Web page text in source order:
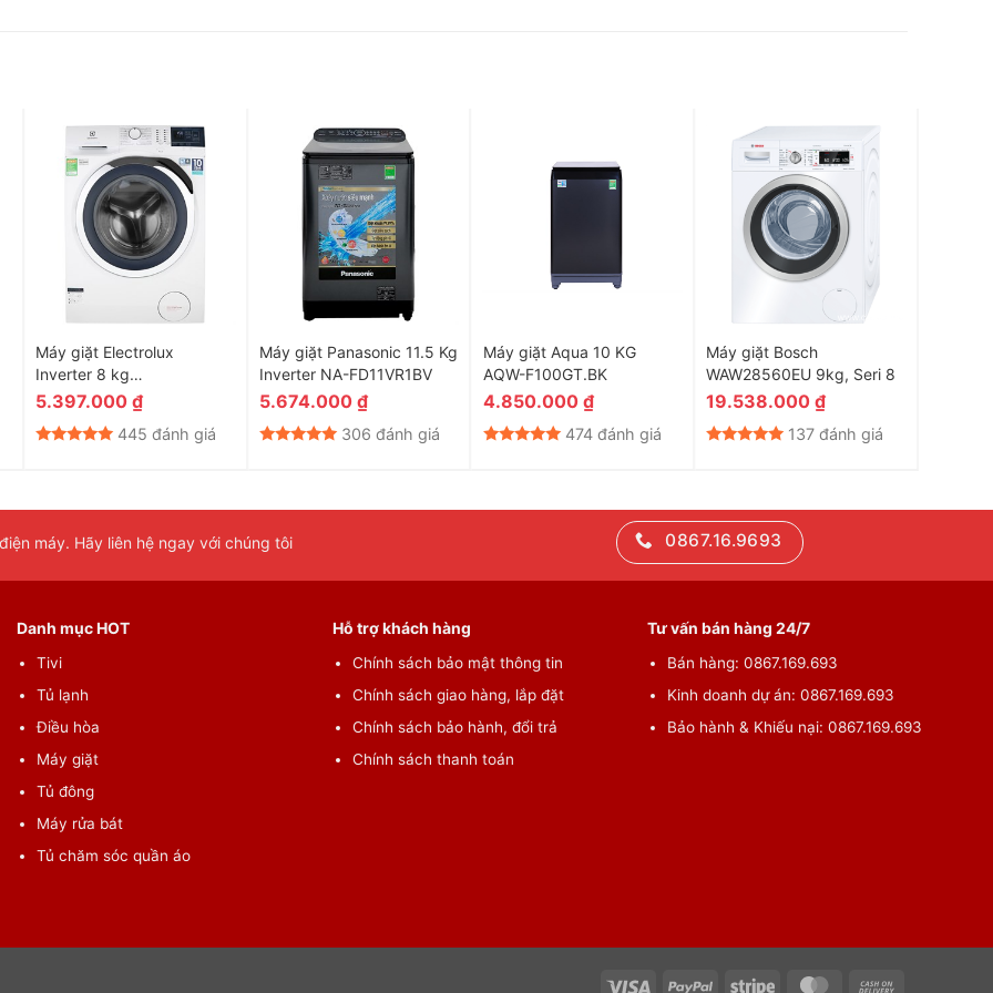
Load Sensor
cảm biến khối lượng đồ giặt, cân bằng lượng đồ cần giặt
giúp tối ưu hóa lượng giặt cũng như giúp việc giặt sạch
bột giặt hoàn toàn mà hệ thống UltraMix còn giúp giảm
sẽ không còn lo lắng bị ngứa ngáy, dị ứng hay nổi mẩn do
Máy giặt Electrolux
Inverter 8 kg
EWF8024BDWA
5.397.000₫
445 đánh giá
Máy giặt Panasonic 11.5 Kg
Inverter NA-FD11VR1BV
5.674.000 ₫
306 đánh giá
Máy giặt Aqua 10 KG
AQW-F100GT.BK
4.850.000 ₫
474 đánh giá
Máy giặt Bosch
WAW28560EU 9kg, Seri 8
19.538.000₫
137 đánh giá
máy. Hãy liên hệ ngay với chúng tôi 0867.16.9693
Danh mục HOT
Tivi
Tủ lạnh
Điều hòa
Máy giặt
Tủ đông
Máy rửa bát
Tủ chăm sóc quần áo
Hỗ trợ khách hàng
Chính sách bảo mật thông tin
Chính sách giao hàng, lắp đặt
Chính sách bảo hành, đổi trả
Chính sách thanh toán
Tư vấn bán hàng 24/7
Bán hàng: 0867.169.693
Kinh doanh dự án: 0867.169.693
Bảo hành & Khiếu nại: 0867.169.693
Visa PayPal Stripe MasterCard